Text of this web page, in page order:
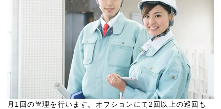
月1回の管理を行います。オプションにて2回以上の巡回も